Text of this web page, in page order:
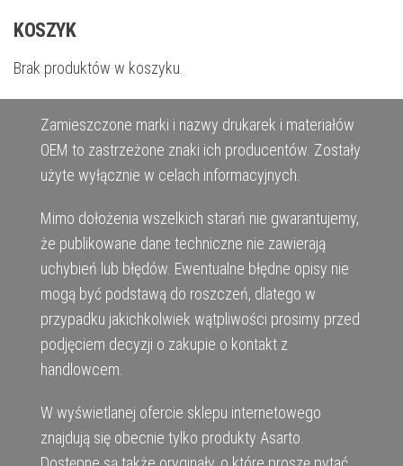
KOSZYK
Brak produktów w koszyku.
Zamieszczone marki i nazwy drukarek i materiałów
OEM to zastrzeżone znaki ich producentów. Zostały
użyte wyłącznie w celach informacyjnych.
Mimo dołożenia wszelkich starań nie gwarantujemy,
że publikowane dane techniczne nie zawierają
uchybień lub błędów. Ewentualne błędne opisy nie
mogą być podstawą do roszczeń, dlatego w
przypadku jakichkolwiek wątpliwości prosimy przed
podjęciem decyzji o zakupie o kontakt z
handlowcem.
W wyświetlanej ofercie sklepu internetowego
znajdują się obecnie tylko produkty Asarto.